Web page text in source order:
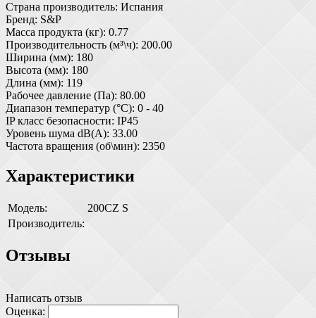
Страна производитель: Испания
Бренд: S&P
Масса продукта (кг): 0.77
Производительность (м³\ч): 200.00
Ширина (мм): 180
Высота (мм): 180
Длина (мм): 119
Рабочее давление (Па): 80.00
Диапазон температур (°С): 0 - 40
IP класс безопасности: IP45
Уровень шума dB(A): 33.00
Частота вращения (об\мин): 2350
Характеристики
Модель:
200CZ S
Производитель:
Отзывы
Написать отзыв
Оценка: